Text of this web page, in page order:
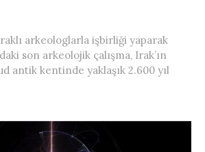
arkeologlarla işbirliği yaparak
son arkeolojik çalışma, Irak’ın
antik kentinde yaklaşık 2.600 yıl